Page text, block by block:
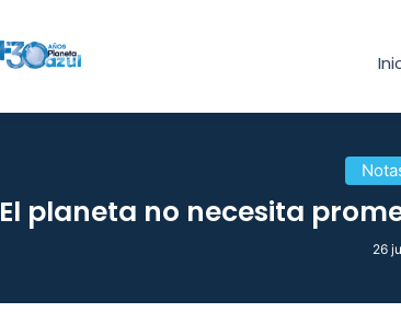
El planeta no necesita
26